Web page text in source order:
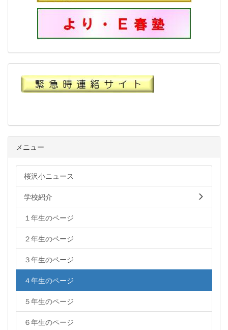
メニュー
桜沢小ニュース
学校紹介
１年生のページ
２年生のページ
３年生のページ
４年生のページ
５年生のページ
６年生のページ